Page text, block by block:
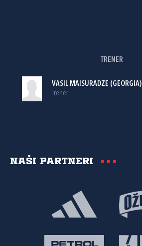
TRENER
VASIL MAISURADZE (GEORGIA)
Trener
Naši partneri